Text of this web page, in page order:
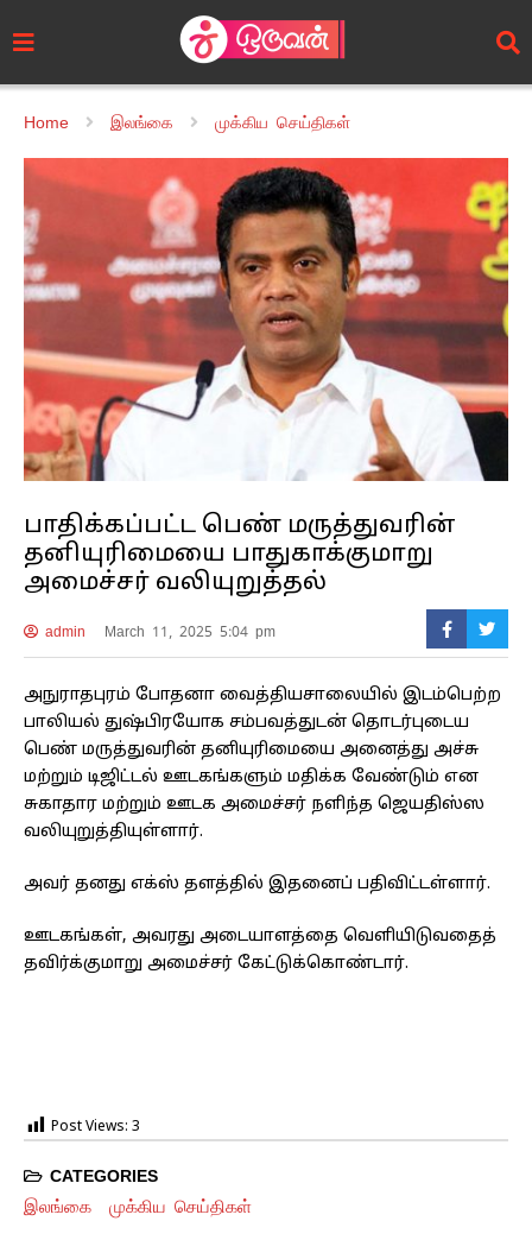
Home இலங்கை முக்கிய செய்திகள்
பாதிக்கப்பட்ட பெண் மருத்துவரின்
தனியுரிமையை பாதுகாக்குமாறு
அமைச்சர் வலியுறுத்தல்
admin March 11, 2025 5:04 pm
அநுராதபுரம் போதனா வைத்தியசாலையில் இடம்பெற்ற
பாலியல் துஷ்பிரயோக சம்பவத்துடன் தொடர்புடைய
பெண் மருத்துவரின் தனியுரிமையை அனைத்து அச்சு
மற்றும் டிஜிட்டல் ஊடகங்களும் மதிக்க வேண்டும் என
சுகாதார மற்றும் ஊடக அமைச்சர் நளிந்த ஜெயதிஸ்ஸ
வலியுறுத்தியுள்ளார்.
அவர் தனது எக்ஸ் தளத்தில் இதனைப் பதிவிட்டள்ளார்.
ஊடகங்கள், அவரது அடையாளத்தை வெளியிடுவதைத்
தவிர்க்குமாறு அமைச்சர் கேட்டுக்கொண்டார்.
Post Views: 3
CATEGORIES
இலங்கை முக்கிய செய்திகள்